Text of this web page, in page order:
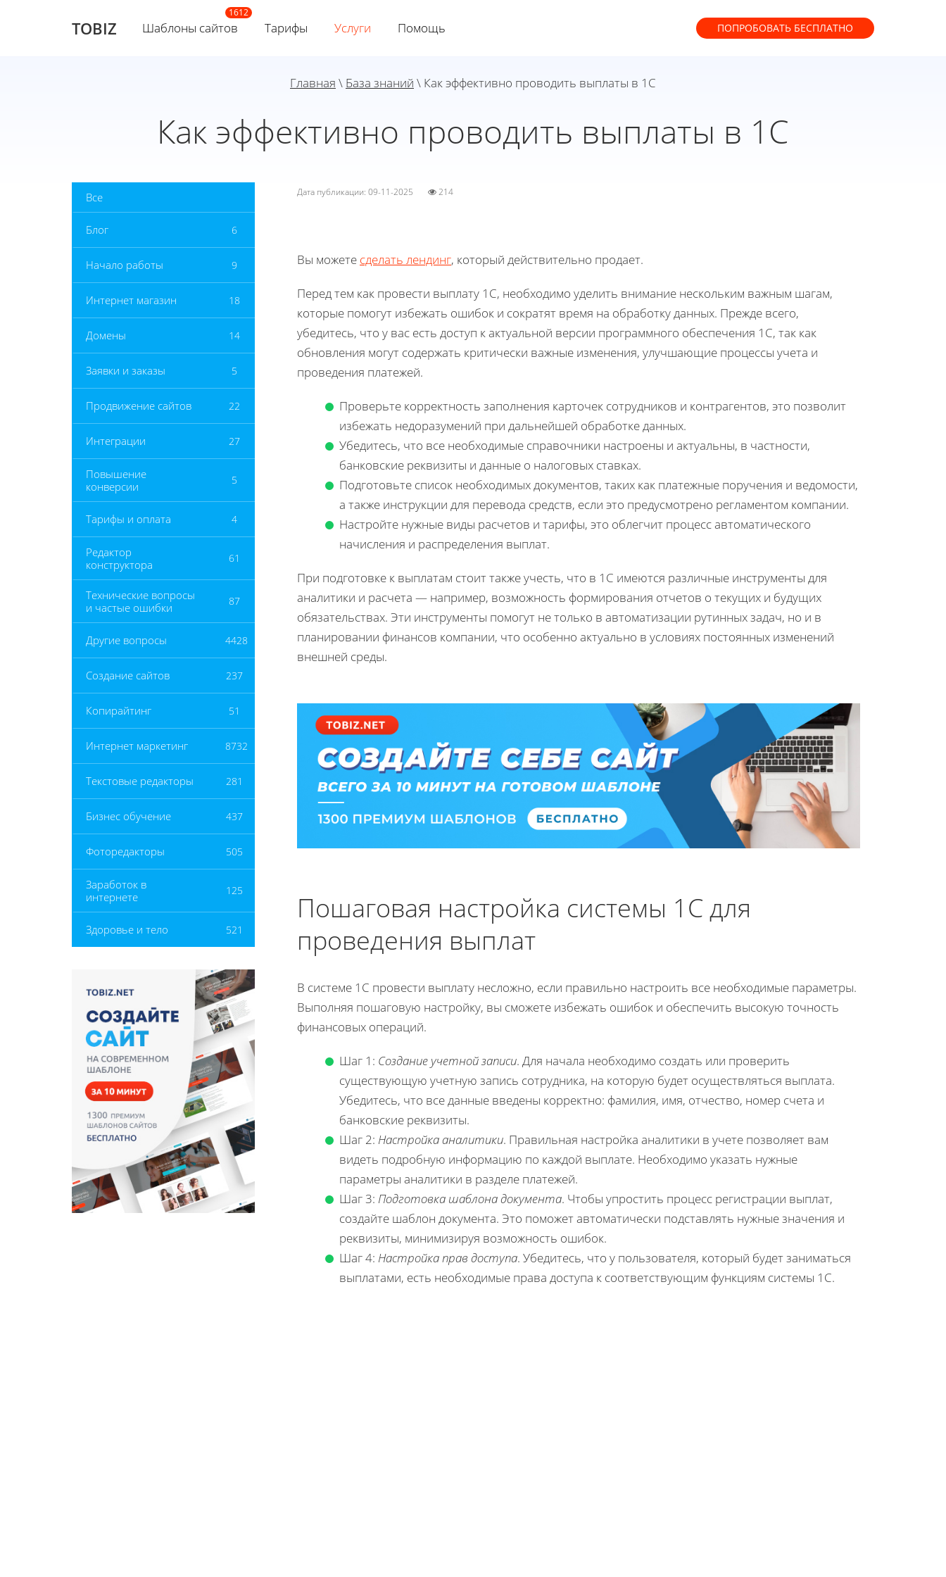
TOBIZ Шаблоны сайтов Тарифы Услуги Помощь ПОПРОБОВАТЬ БЕСПЛАТНО
Главная \ База знаний \ Как эффективно проводить выплаты в 1С
Как эффективно проводить выплаты в 1С
Все
Блог 6
Начало работы 9
Интернет магазин 18
Домены 14
Заявки и заказы 5
Продвижение сайтов 22
Интеграции 27
Повышение
конверсии
5
Тарифы и оплата 4
Редактор
конструктора
61
Технические вопросы
и частые ошибки
87
Другие вопросы 4428
Создание сайтов 237
Копирайтинг 51
Интернет маркетинг 8732
Текстовые редакторы 281
Бизнес обучение 437
Фоторедакторы 505
Заработок в
интернете
125
Здоровье и тело 521
Дата публикации: 09-11-2025 214
Вы можете сделать лендинг, который действительно продает.
Перед тем как провести выплату 1С, необходимо уделить внимание нескольким важным шагам,
которые помогут избежать ошибок и сократят время на обработку данных. Прежде всего,
убедитесь, что у вас есть доступ к актуальной версии программного обеспечения 1С, так как
обновления могут содержать критически важные изменения, улучшающие процессы учета и
проведения платежей.
Проверьте корректность заполнения карточек сотрудников и контрагентов, это позволит
избежать недоразумений при дальнейшей обработке данных.
Убедитесь, что все необходимые справочники настроены и актуальны, в частности,
банковские реквизиты и данные о налоговых ставках.
Подготовьте список необходимых документов, таких как платежные поручения и ведомости,
а также инструкции для перевода средств, если это предусмотрено регламентом компании.
Настройте нужные виды расчетов и тарифы, это облегчит процесс автоматического
начисления и распределения выплат.
При подготовке к выплатам стоит также учесть, что в 1С имеются различные инструменты для
аналитики и расчета — например, возможность формирования отчетов о текущих и будущих
обязательствах. Эти инструменты помогут не только в автоматизации рутинных задач, но и в
планировании финансов компании, что особенно актуально в условиях постоянных изменений
внешней среды.
Пошаговая настройка системы 1С для
проведения выплат
В системе 1С провести выплату несложно, если правильно настроить все необходимые параметры.
Выполняя пошаговую настройку, вы сможете избежать ошибок и обеспечить высокую точность
финансовых операций.
Шаг 1: Создание учетной записи. Для начала необходимо создать или проверить
существующую учетную запись сотрудника, на которую будет осуществляться выплата.
Убедитесь, что все данные введены корректно: фамилия, имя, отчество, номер счета и
банковские реквизиты.
Шаг 2: Настройка аналитики. Правильная настройка аналитики в учете позволяет вам
видеть подробную информацию по каждой выплате. Необходимо указать нужные
параметры аналитики в разделе платежей.
Шаг 3: Подготовка шаблона документа. Чтобы упростить процесс регистрации выплат,
создайте шаблон документа. Это поможет автоматически подставлять нужные значения и
реквизиты, минимизируя возможность ошибок.
Шаг 4: Настройка прав доступа. Убедитесь, что у пользователя, который будет заниматься
выплатами, есть необходимые права доступа к соответствующим функциям системы 1С.